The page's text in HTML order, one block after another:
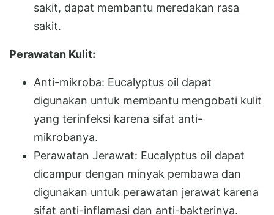
sakit, dapat membantu meredakan rasa
sakit.
Perawatan Kulit:
Anti-mikroba: Eucalyptus oil dapat
digunakan untuk membantu mengobati kulit
yang terinfeksi karena sifat anti-
mikrobanya.
Perawatan Jerawat: Eucalyptus oil dapat
dicampur dengan minyak pembawa dan
digunakan untuk perawatan jerawat karena
sifat anti-inflamasi dan anti-bakterinya.